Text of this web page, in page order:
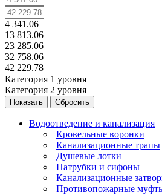
4 341.06
13 813.06
23 285.06
32 758.06
42 229.78
Категория 1 уровня
Категория 2 уровня
Сбросить
Водоотведение и канализация
Кровельные воронки
Канализационные трапы
Душевые лотки
Патрубки и сифоны
Канализационные
Противопожарные